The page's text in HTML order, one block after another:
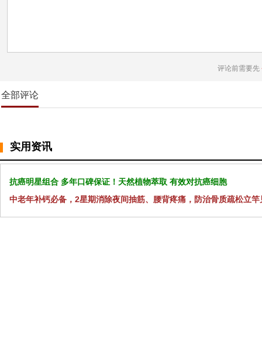
评论前需要先
全部评论
实用资讯
抗癌明星组合 多年口碑保证！天然植物萃取 有效对抗癌细胞
中老年补钙必备，2星期消除夜间抽筋、腰背疼痛，防治骨质疏松立竿